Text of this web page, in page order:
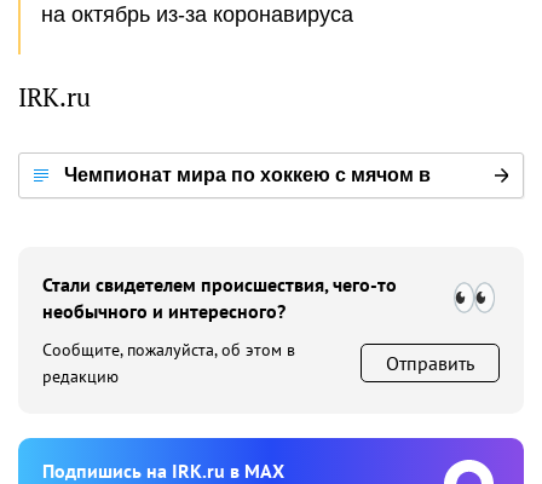
на октябрь из-за коронавируса
IRK.ru
Чемпионат мира по хоккею с мячом в
Стали свидетелем происшествия, чего-то
необычного и интересного?
Сообщите, пожалуйста, об этом в
редакцию
Отправить
Подпишиcь на IRK.ru в MAX